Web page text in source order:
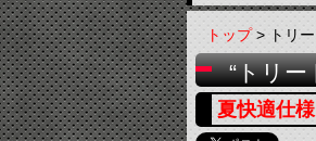
トップ> トリ
“トリー
夏快適仕